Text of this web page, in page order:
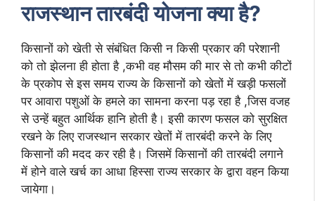
राजस्थान तारबंदी योजना क्या है?
किसानों को खेती से संबंधित किसी न किसी प्रकार की परेशानी
को तो झेलना ही होता है ,कभी वह मौसम की मार से तो कभी कीटों
के प्रकोप से इस समय राज्य के किसानों को खेतों में खड़ी फसलों
पर आवारा पशुओं के हमले का सामना करना पड़ रहा है ,जिस वजह
से उन्हें बहुत आर्थिक हानि होती है। इसी कारण फसल को सुरक्षित
रखने के लिए राजस्थान सरकार खेतों में तारबंदी करने के लिए
किसानों की मदद कर रही है। जिसमें किसानों की तारबंदी लगाने
में होने वाले खर्च का आधा हिस्सा राज्य सरकार के द्वारा वहन किया
जायेगा।